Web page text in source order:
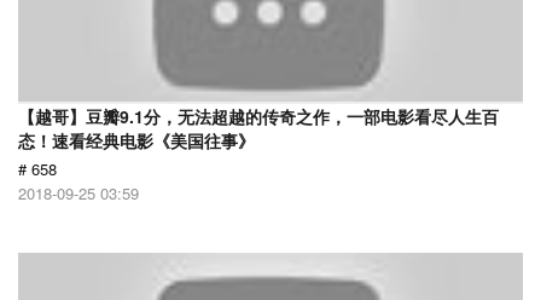
【越哥】豆瓣9.1分，无法超越的传奇之作，一部电影看尽人生百
态！速看经典电影《美国往事》
# 658
2018-09-25 03:59